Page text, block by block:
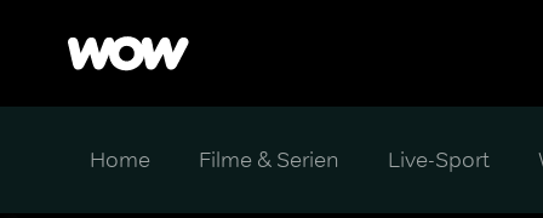
Home Filme & Serien Live-Sport